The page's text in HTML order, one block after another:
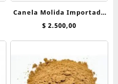
Canela Molida Importada
x 100 grs
$ 2.500,00